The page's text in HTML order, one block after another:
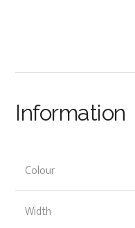
Information
Colour
Width